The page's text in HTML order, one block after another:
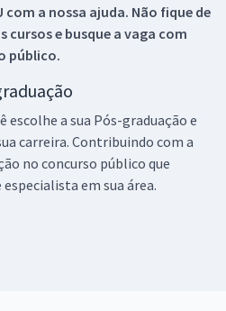
com a nossa ajuda. Não fique de
cursos e busque a vaga com
público.
escolhe a sua Pós-graduação e
carreira. Contribuindo com a
no concurso público que
em sua área.